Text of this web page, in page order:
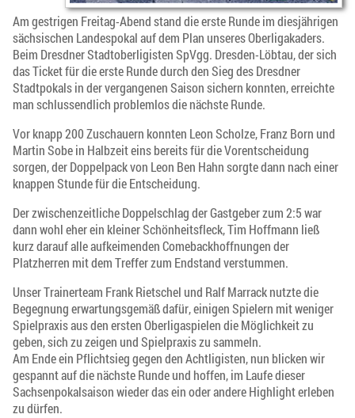
Am gestrigen Freitag-Abend stand die erste Runde im diesjährigen
sächsischen Landespokal auf dem Plan unseres Oberligakaders.
Beim Dresdner Stadtoberligisten SpVgg. Dresden-Löbtau, der sich
das Ticket für die erste Runde durch den Sieg des Dresdner
Stadtpokals in der vergangenen Saison sichern konnten, erreichte
man schlussendlich problemlos die nächste Runde.
Vor knapp 200 Zuschauern konnten Leon Scholze, Franz Born und
Martin Sobe in Halbzeit eins bereits für die Vorentscheidung
sorgen, der Doppelpack von Leon Ben Hahn sorgte dann nach einer
knappen Stunde für die Entscheidung.
Der zwischenzeitliche Doppelschlag der Gastgeber zum 2:5 war
dann wohl eher ein kleiner Schönheitsfleck, Tim Hoffmann ließ
kurz darauf alle aufkeimenden Comebackhoffnungen der
Platzherren mit dem Treffer zum Endstand verstummen.
Unser Trainerteam Frank Rietschel und Ralf Marrack nutzte die
Begegnung erwartungsgemäß dafür, einigen Spielern mit weniger
Spielpraxis aus den ersten Oberligaspielen die Möglichkeit zu
geben, sich zu zeigen und Spielpraxis zu sammeln.
Am Ende ein Pflichtsieg gegen den Achtligisten, nun blicken wir
gespannt auf die nächste Runde und hoffen, im Laufe dieser
Sachsenpokalsaison wieder das ein oder andere Highlight erleben
zu dürfen.